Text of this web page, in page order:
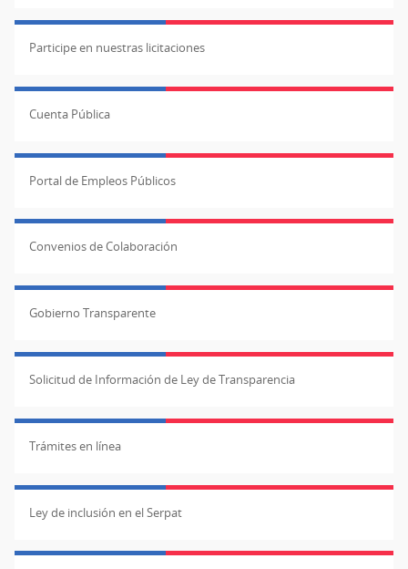
Participe en nuestras licitaciones
Cuenta Pública
Portal de Empleos Públicos
Convenios de Colaboración
Gobierno Transparente
Solicitud de Información de Ley de Transparencia
Trámites en línea
Ley de inclusión en el Serpat